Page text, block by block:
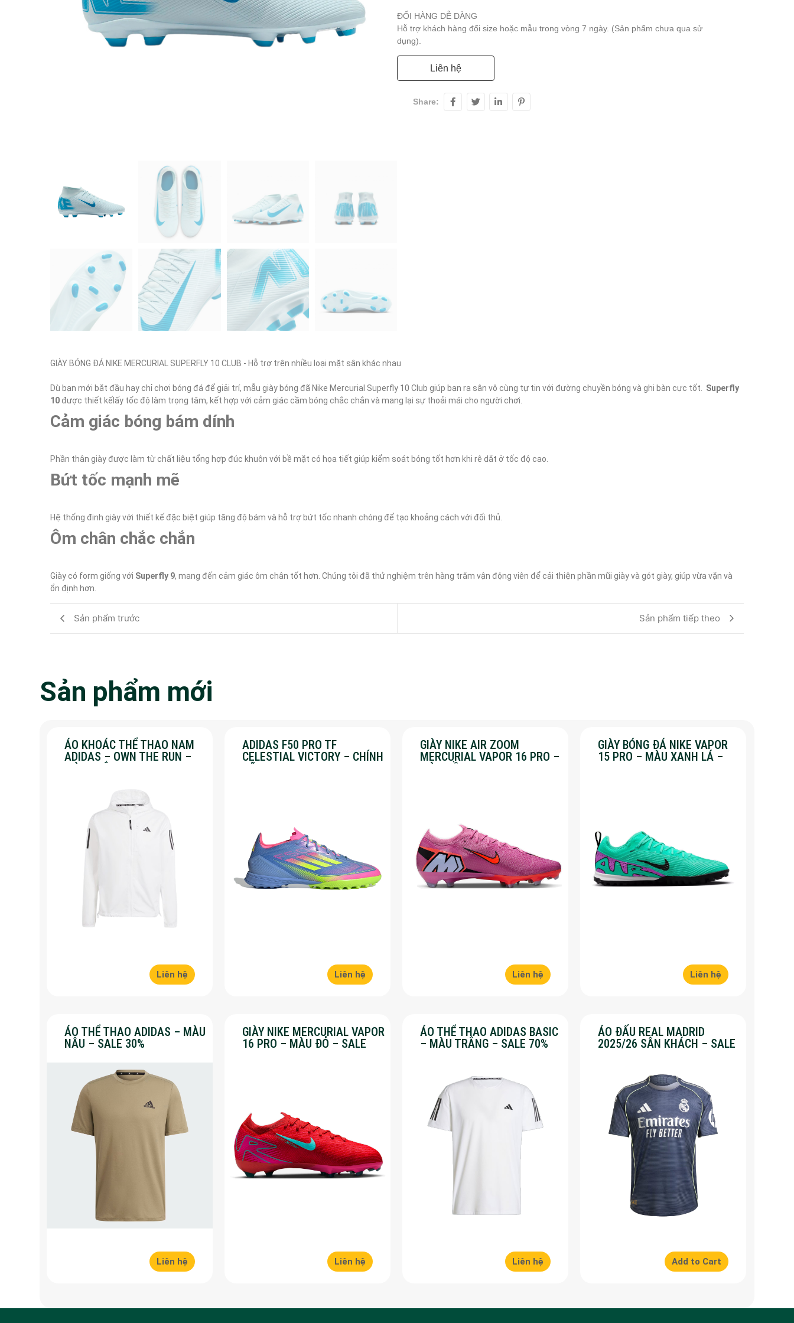
ĐỔI HÀNG DỄ DÀNG
Hỗ trợ khách hàng đổi size hoặc mẫu trong vòng 7 ngày. (Sản phẩm chưa qua sử
dụng).
Liên hệ
Share:
GIÀY BÓNG ĐÁ NIKE MERCURIAL SUPERFLY 10 CLUB - Hỗ trợ trên nhiều loại mặt sân khác nhau
Dù bạn mới bắt đầu hay chỉ chơi bóng đá để giải trí, mẫu giày bóng đã Nike Mercurial Superfly 10 Club giúp bạn ra sân vô cùng tự tin với đường chuyền bóng và ghi bàn cực tốt. Superfly
10
Cảm giác bóng bám dính
Bứt tốc mạnh mẽ
Ôm chân chắc chắn
Giày có form giống với Superfly 9, mang đến cảm giác ôm chân tốt hơn. Chúng tôi đã thử nghiệm trên hàng trăm vận động viên để cải thiện phần mũi giày và gót giày, giúp vừa vặn và
ổn định hơn.
Sản phẩm trước Sản phẩm tiếp theo
Sản phẩm mới
ÁO KHOÁC THỂ THAO NAM
ADIDAS – OWN THE RUN –
MÀU TRẮNG
Liên hệ
ADIDAS F50 PRO TF
CELESTIAL VICTORY – CHÍNH
HÃNG – SALE 30%
Liên hệ
GIÀY NIKE AIR ZOOM
MERCURIAL VAPOR 16 PRO –
MÀU HỒNG – SALE 50%
Liên hệ
GIÀY BÓNG ĐÁ NIKE VAPOR
15 PRO – MÀU XANH LÁ –
Liên hệ
ÁO THỂ THAO ADIDAS – MÀU
NÂU – SALE 30%
Liên hệ
GIÀY NIKE MERCURIAL VAPOR
16 PRO – MÀU ĐỎ – SALE
Liên hệ
ÁO THỂ THAO ADIDAS BASIC
– MÀU TRẮNG – SALE 70%
Liên hệ
ÁO ĐẤU REAL MADRID
2025/26 SÂN KHÁCH – SALE
Add to Cart